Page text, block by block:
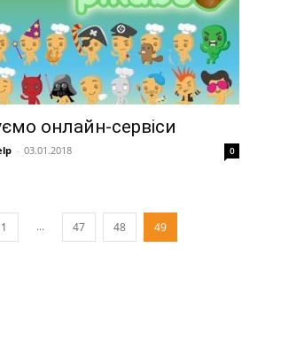
онлайн-сервіси
- 03.01.2018 0
1 ... 47 48 49